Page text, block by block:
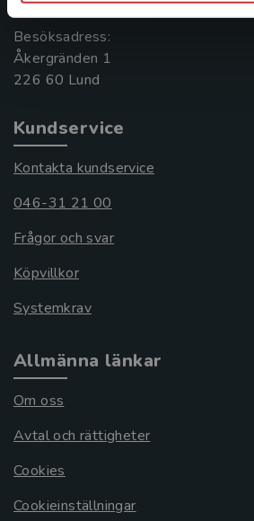
Besöksadress:
Åkergränden 1
Kundservice
Kontakta kundservice
046-31 21 00
Frågor och svar
Köpvillkor
Systemkrav
Allmänna länkar
Om oss
Avtal och rättigheter
Cookies
Cookieinställningar